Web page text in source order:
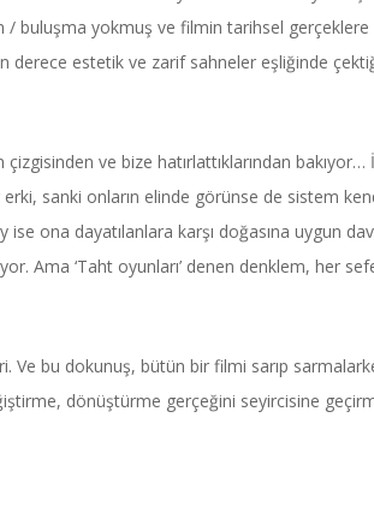
buluşma yokmuş ve filmin tarihsel gerçeklere
estetik ve zarif sahneler eşliğinde
ve bize hatırlattıklarından
sanki onların elinde görünse de sistem
ona dayatılanlara karşı doğasına uygun
Ama ‘Taht oyunları’ denen denklem, her
Ve bu dokunuş, bütün bir filmi sarıp
dönüştürme gerçeğini seyircisine